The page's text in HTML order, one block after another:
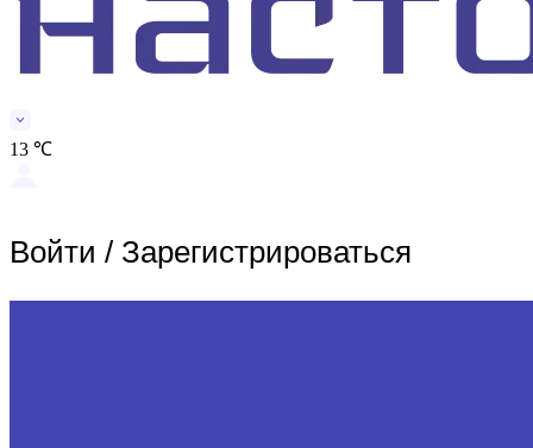
13 ℃
Войти / Зарегистрироваться